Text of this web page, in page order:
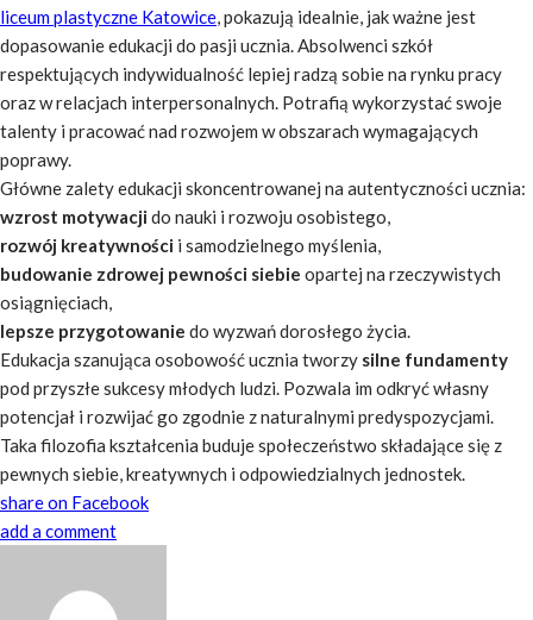
liceum plastyczne Katowice, pokazują idealnie, jak ważne jest
dopasowanie edukacji do pasji ucznia. Absolwenci szkół
respektujących indywidualność lepiej radzą sobie na rynku pracy
oraz w relacjach interpersonalnych. Potrafią wykorzystać swoje
talenty i pracować nad rozwojem w obszarach wymagających
poprawy.
Główne zalety edukacji skoncentrowanej na autentyczności ucznia:
wzrost motywacjido nauki i rozwoju osobistego,
rozwój kreatywności i samodzielnego myślenia,
budowanie zdrowej pewności siebie opartej na rzeczywistych
osiągnięciach,
lepsze przygotowanie do wyzwań dorosłego życia.
Edukacja szanująca osobowość ucznia tworzy silne fundamenty
pod przyszłe sukcesy młodych ludzi. Pozwala im odkryć własny
potencjał i rozwijać go zgodnie z naturalnymi predyspozycjami.
Taka filozofia kształcenia buduje społeczeństwo składające się z
pewnych siebie, kreatywnych i odpowiedzialnych jednostek.
share on Facebook
add a comment